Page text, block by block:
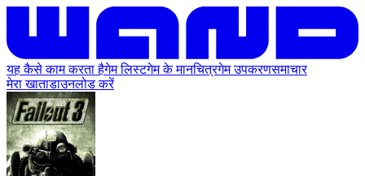
यह कैसे काम करता हैगेम लिस्टगेम के मानचित्रगेम उपकरणसमाचार
मेरा खाताडाउनलोड करें